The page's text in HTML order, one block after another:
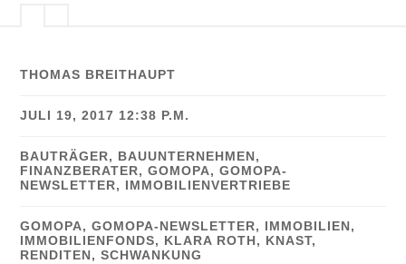
THOMAS BREITHAUPT
JULI 19, 2017 12:38 P.M.
BAUTRÄGER, BAUUNTERNEHMEN ,
FINANZBERATER,GOMOPA,GOMOPA-
NEWSLETTER, IMMOBILIENVERTRIEBE
GOMOPA,GOMOPA-NEWSLETTER, IMMOBILIEN ,
IMMOBILIENFONDS, KLARA ROTH , KNAST,
RENDITEN ,SCHWANKUNG